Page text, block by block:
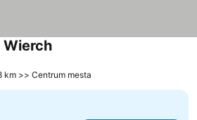
WierchZobraziť ceny
km >> Centrum mesta